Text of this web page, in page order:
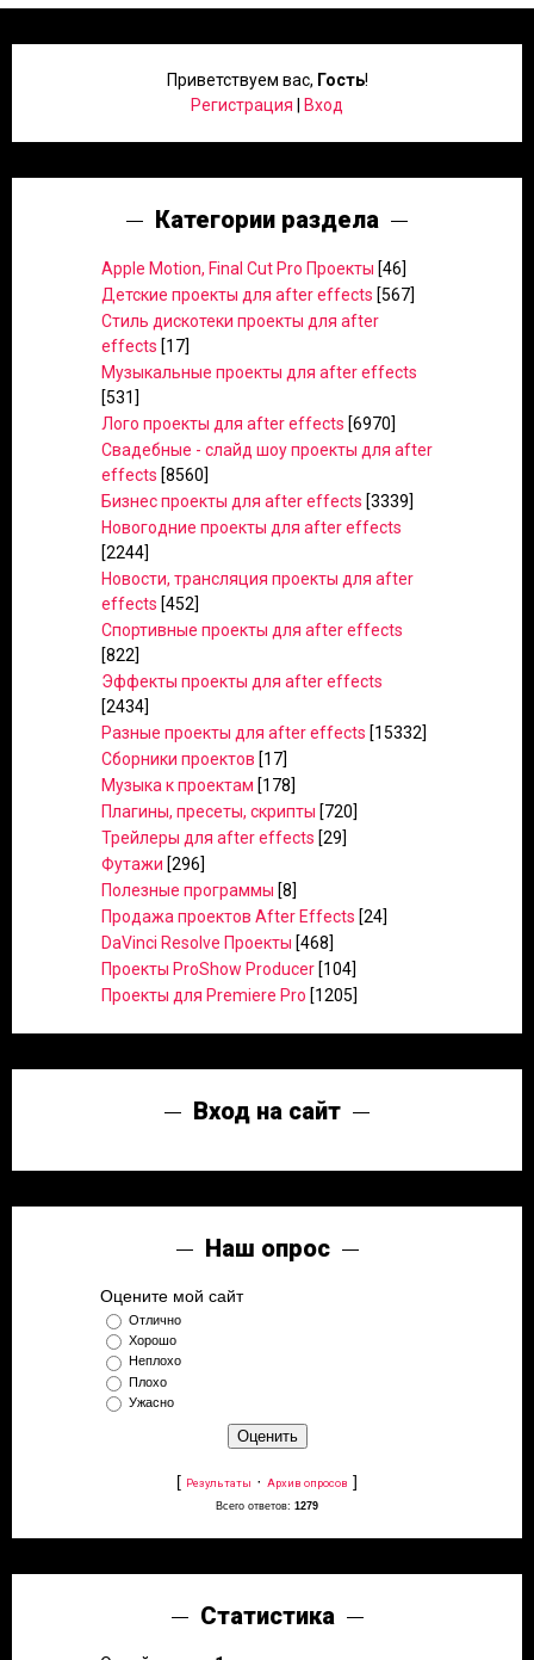
Приветствуем вас, Гость!
Регистрация
Вход
Категории раздела
Apple Motion, Final Cut Pro Проекты [46]
Детские проекты для after effects [567]
Стиль дискотеки проекты для after
effects [17]
Музыкальные проекты для after effects
[531]
Лого проекты для after effects [6970]
Свадебные - слайд шоу проекты для after
effects [8560]
Бизнес проекты для after effects [3339]
Новогодние проекты для after effects
[2244]
Новости, трансляция проекты для after
effects [452]
Спортивные проекты для after effects
[822]
Эффекты проекты для after effects
[2434]
Разные проекты для after effects [15332]
Сборники проектов [17]
Музыка к проектам [178]
Плагины, пресеты, скрипты [720]
Трейлеры для after effects [29]
Футажи [296]
Полезные программы [8]
Продажа проектов After Effects [24]
DaVinci Resolve Проекты [468]
Проекты ProShow Producer [104]
Проекты для Premiere Pro [1205]
Вход на сайт
Наш опрос
Оцените мой сайт
Отлично
Хорошо
Неплохо
Плохо
Ужасно
[ Результаты · Архив опросов ]
Всего ответов: 1279
Статистика